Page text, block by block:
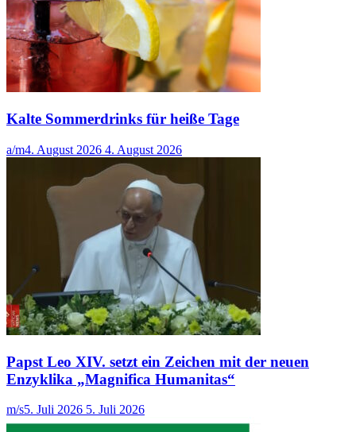
Kalte Sommerdrinks für heiße Tage
a/m4. August 2026 4. August 2026
Papst Leo XIV. setzt ein Zeichen mit der neuen
Enzyklika „Magnifica Humanitas“
m/s5. Juli 2026 5. Juli 2026